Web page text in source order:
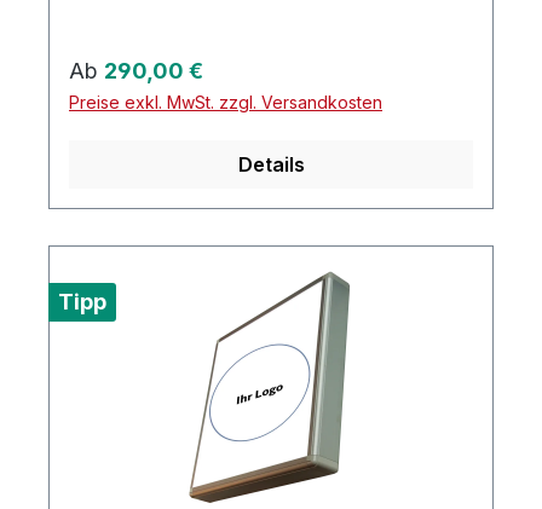
Regulärer Preis:
Ab 290,00 €
Preise exkl. MwSt. zzgl. Versandkosten
Details
Tipp